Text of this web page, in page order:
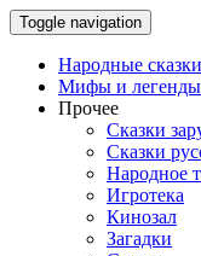
Toggle navigation
Народные сказки
Мифы и легенды
Прочее
Сказки
Сказки
Народное
Игротека
Кинозал
Загадки